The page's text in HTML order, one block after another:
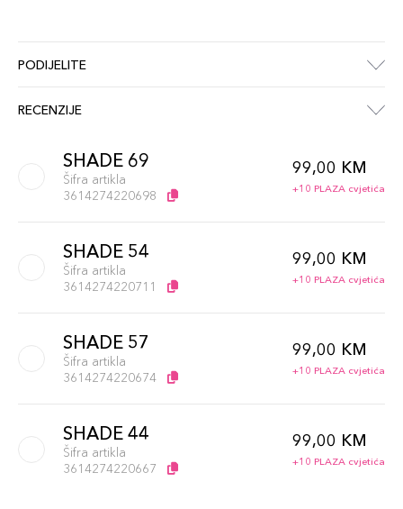
PODIJELITE
RECENZIJE
SHADE 69
Šifra artikla
3614274220698
99,00 KM
+10 PLAZA cvjetića
SHADE 54
Šifra artikla
3614274220711
99,00 KM
+10 PLAZA cvjetića
SHADE 57
Šifra artikla
3614274220674
99,00 KM
+10 PLAZA cvjetića
SHADE 44
Šifra artikla
3614274220667
99,00 KM
+10 PLAZA cvjetića